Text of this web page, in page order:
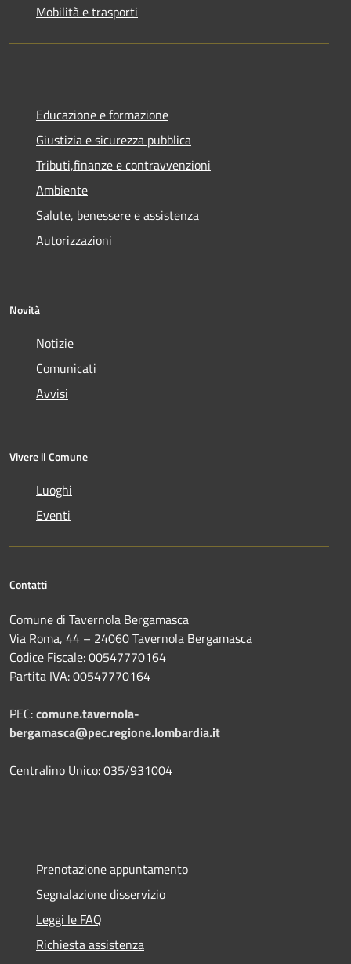
Mobilità e trasporti
Educazione e formazione
Giustizia e sicurezza pubblica
Tributi,finanze e contravvenzioni
Ambiente
Salute, benessere e assistenza
Autorizzazioni
Novità
Notizie
Comunicati
Avvisi
Vivere il Comune
Luoghi
Eventi
Contatti
Comune di Tavernola Bergamasca
Via Roma, 44 – 24060 Tavernola Bergamasca
Codice Fiscale: 00547770164
Partita IVA: 00547770164
PEC:comune.tavernola-
bergamasca@pec.regione.lombardia.it
Centralino Unico: 035/931004
Prenotazione appuntamento
Segnalazione disservizio
Leggi le FAQ
Richiesta assistenza